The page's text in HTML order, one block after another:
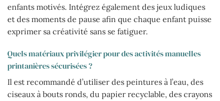
enfants motivés. Intégrez également des jeux ludiques
et des moments de pause afin que chaque enfant puisse
exprimer sa créativité sans se fatiguer.
Quels matériaux privilégier pour des activités manuelles
printanières sécurisées ?
Il est recommandé d’utiliser des peintures à l’eau, des
ciseaux à bouts ronds, du papier recyclable, des crayons